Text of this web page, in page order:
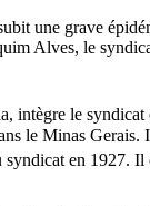
une grave
Alves, le
intègre le
le Minas
en 1927.